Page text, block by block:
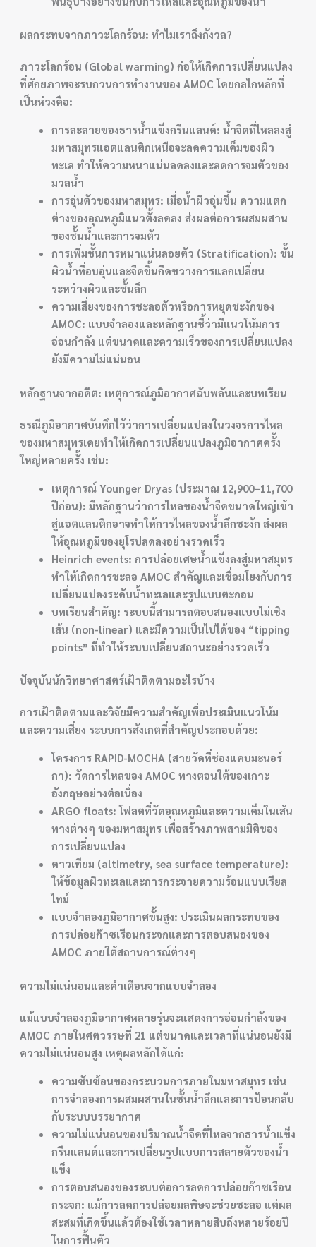
ผลกระทบจากภาวะโลกร้อน: ทำไมเราถึงกังวล?
ภาวะโลกร้อน (Global warming) ก่อให้เกิดการเปลี่ยนแปลง
ที่ศักยภาพจะรบกวนการทำงานของ AMOC โดยกลไกหลักที่
เป็นห่วงคือ:
การละลายของธารน้ำแข็งกรีนแลนด์: น้ำจืดที่ไหลลงสู่
มหาสมุทรแอตแลนติกเหนือจะลดความเค็มของผิว
ทะเล ทำให้ความหนาแน่นลดลงและลดการจมตัวของ
มวลน้ำ
การอุ่นตัวของมหาสมุทร: เมื่อน้ำผิวอุ่นขึ้น ความแตก
ต่างของอุณหภูมิแนวตั้งลดลง ส่งผลต่อการผสมผสาน
ของชั้นน้ำและการจมตัว
การเพิ่มชั้นการหนาแน่นลอยตัว (Stratification): ชั้น
ผิวน้ำที่อบอุ่นและจืดขึ้นกีดขวางการแลกเปลี่ยน
ระหว่างผิวและชั้นลึก
ความเสี่ยงของการชะลอตัวหรือการหยุดชะงักของ
AMOC: แบบจำลองและหลักฐานชี้ว่ามีแนวโน้มการ
อ่อนกำลัง แต่ขนาดและความเร็วของการเปลี่ยนแปลง
ยังมีความไม่แน่นอน
หลักฐานจากอดีต: เหตุการณ์ภูมิอากาศฉับพลันและบทเรียน
ธรณีภูมิอากาศบันทึกไว้ว่าการเปลี่ยนแปลงในวงจรการไหล
ของมหาสมุทรเคยทำให้เกิดการเปลี่ยนแปลงภูมิอากาศครั้ง
ใหญ่หลายครั้ง เช่น:
เหตุการณ์ Younger Dryas (ประมาณ 12,900–11,700
ปีก่อน): มีหลักฐานว่าการไหลของน้ำจืดขนาดใหญ่เข้า
สู่แอตแลนติกอาจทำให้การไหลของน้ำลึกชะงัก ส่งผล
ให้อุณหภูมิของยุโรปลดลงอย่างรวดเร็ว
Heinrich events: การปล่อยเศษน้ำแข็งลงสู่มหาสมุทร
ทำให้เกิดการชะลอ AMOC สำคัญและเชื่อมโยงกับการ
เปลี่ยนแปลงระดับน้ำทะเลและรูปแบบตะกอน
บทเรียนสำคัญ: ระบบนี้สามารถตอบสนองแบบไม่เชิง
เส้น (non-linear) และมีความเป็นไปได้ของ “tipping
points” ที่ทำให้ระบบเปลี่ยนสถานะอย่างรวดเร็ว
ปัจจุบันนักวิทยาศาสตร์เฝ้าติดตามอะไรบ้าง
การเฝ้าติดตามและวิจัยมีความสำคัญเพื่อประเมินแนวโน้ม
และความเสี่ยง ระบบการสังเกตที่สำคัญประกอบด้วย:
โครงการ RAPID-MOCHA (สายวัดที่ช่องแคบมะนอร์
กา): วัดการไหลของ AMOC ทางตอนใต้ของเกาะ
อังกฤษอย่างต่อเนื่อง
ARGO floats: โฟลตที่วัดอุณหภูมิและความเค็มในเส้น
ทางต่างๆ ของมหาสมุทร เพื่อสร้างภาพสามมิติของ
การเปลี่ยนแปลง
ดาวเทียม (altimetry, sea surface temperature):
ให้ข้อมูลผิวทะเลและการกระจายความร้อนแบบเรียล
ไทม์
แบบจำลองภูมิอากาศขั้นสูง: ประเมินผลกระทบของ
การปล่อยก๊าซเรือนกระจกและการตอบสนองของ
AMOC ภายใต้สถานการณ์ต่างๆ
ความไม่แน่นอนและคำเตือนจากแบบจำลอง
แม้แบบจำลองภูมิอากาศหลายรุ่นจะแสดงการอ่อนกำลังของ
AMOC ภายในศตวรรษที่ 21 แต่ขนาดและเวลาที่แน่นอนยังมี
ความไม่แน่นอนสูง เหตุผลหลักได้แก่:
ความซับซ้อนของกระบวนการภายในมหาสมุทร เช่น
การจำลองการผสมผสานในชั้นน้ำลึกและการป้อนกลับ
กับระบบบรรยากาศ
ความไม่แน่นอนของปริมาณน้ำจืดที่ไหลจากธารน้ำแข็ง
กรีนแลนด์และการเปลี่ยนรูปแบบการสลายตัวของน้ำ
แข็ง
การตอบสนองของระบบต่อการลดการปล่อยก๊าซเรือน
กระจก: แม้การลดการปล่อยมลพิษจะช่วยชะลอ แต่ผล
สะสมที่เกิดขึ้นแล้วต้องใช้เวลาหลายสิบถึงหลายร้อยปี
ในการฟื้นตัว